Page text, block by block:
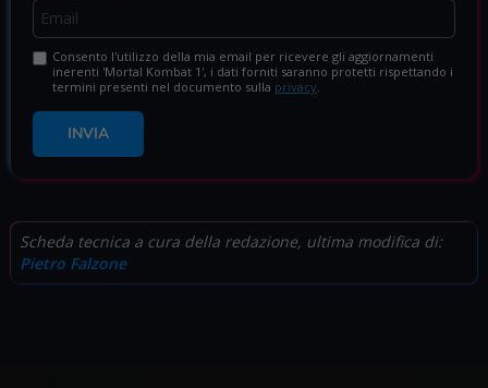
Consento l'utilizzo della mia email per ricevere gli aggiornamenti
inerenti 'Mortal Kombat 1', i dati forniti saranno protetti rispettando i
termini presenti nel documento sulla privacy
INVIA
Scheda tecnica a cura della redazione, ultima modifica di:
Pietro Falzone